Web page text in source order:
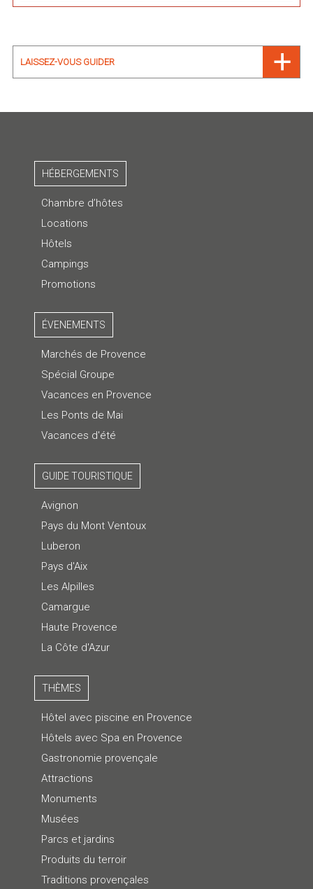
LAISSEZ-VOUS GUIDER
HÉBERGEMENTS
Chambre d’hôtes
Locations
Hôtels
Campings
Promotions
ÉVENEMENTS
Marchés de Provence
Spécial Groupe
Vacances en Provence
Les Ponts de Mai
Vacances d'été
GUIDE TOURISTIQUE
Avignon
Pays du Mont Ventoux
Luberon
Pays d'Aix
Les Alpilles
Camargue
Haute Provence
La Côte d'Azur
THÈMES
Hôtel avec piscine en Provence
Hôtels avec Spa en Provence
Gastronomie provençale
Attractions
Monuments
Musées
Parcs et jardins
Produits du terroir
Traditions provençales